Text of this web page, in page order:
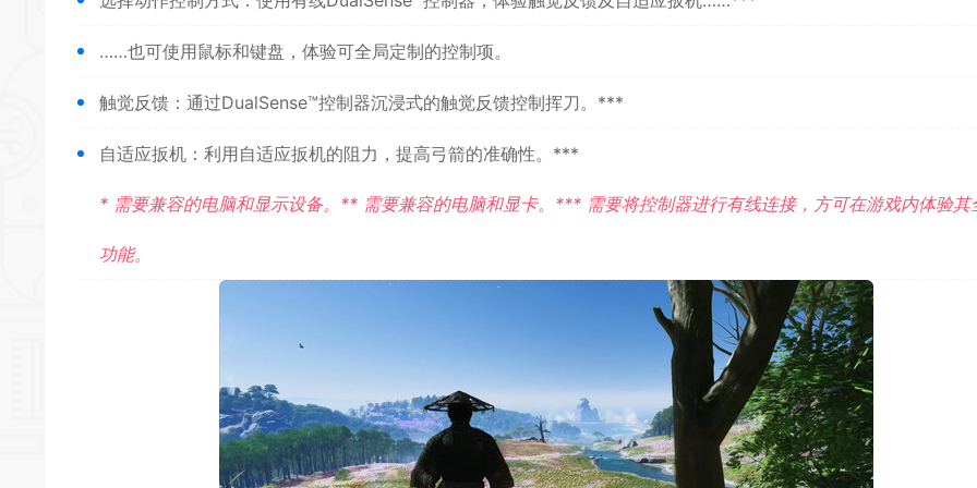
……也可使用鼠标和键盘，体验可全局定制的控制项。
触觉反馈：通过DualSense™控制器沉浸式的触觉反馈控制挥刀。***
自适应扳机：利用自适应扳机的阻力，提高弓箭的准确性。***
* 需要兼容的电脑和显示设备。** 需要兼容的电脑和显卡。*** 需要将控制器进行有线连接，方可在游戏内体验其
功能。